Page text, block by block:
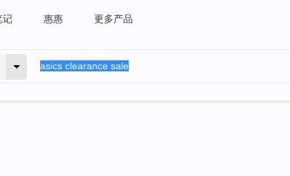
记 惠惠 更多产品